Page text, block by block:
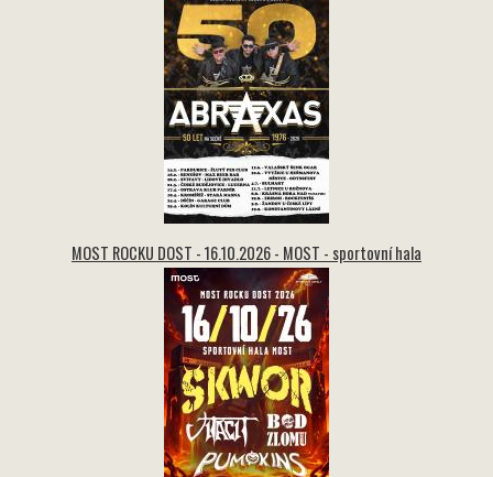
MOST ROCKU DOST - 16.10.2026 - MOST - sportovní hala